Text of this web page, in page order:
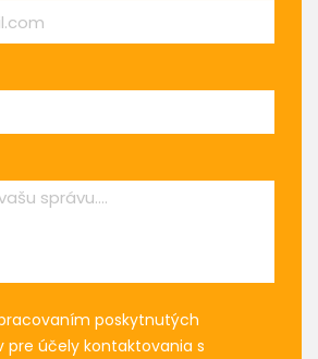
poskytnutých
pre účely kontaktovania s